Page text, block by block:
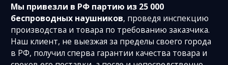
Мы привезли в РФ партию из 25 000
беспроводных наушников, проведя инспекцию
производства и товара по требованию заказчика.
Наш клиент, не выезжая за пределы своего города
в РФ, получил сперва гарантии качества товара и